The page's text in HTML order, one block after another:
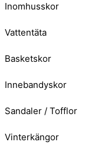
Inomhusskor
Vattentäta
Basketskor
Innebandyskor
Sandaler / Tofflor
Vinterkängor